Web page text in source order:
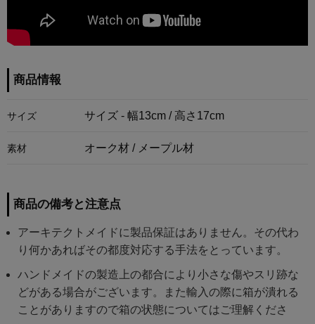
商品情報
サイズ サイズ - 幅13cm / 高さ17cm
素材 オーク材 / メープル材
商品の備考と注意点
アーキテクトメイドに製品保証はありません。その代わ
り何かあればその都度対応する手法をとっています。
ハンドメイドの製造上の都合により小さな傷やスリ跡な
どがある場合がございます。また輸入の際に箱が潰れる
ことがありますので箱の状態についてはご理解くださ